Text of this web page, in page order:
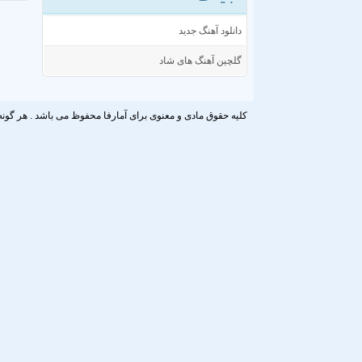
دانلود آهنگ جدید
گلچین آهنگ های شاد
کلیه حقوق مادی و معنوی برای آمارفا محفوظ می باشد . هر